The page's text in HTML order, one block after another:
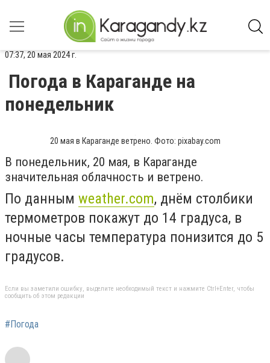
07:37, 20 мая 2024 г.
Погода в Караганде на
понедельник
20 мая в Караганде ветрено. Фото: pixabay.com
В понедельник, 20 мая, в Караганде
значительная облачность и ветрено.
По данным weather.com, днём столбики
термометров покажут до 14 градуса, в
ночные часы температура понизится до 5
градусов.
Если вы заметили ошибку, выделите необходимый текст и нажмите Ctrl+Enter, чтобы
сообщить об этом редакции
#Погода